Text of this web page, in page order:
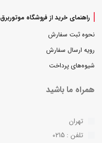
راهنمای خرید از فروشگاه موتوربرق
نحوه ثبت سفارش
رویه ارسال سفارش
شیوه‌های پرداخت
همراه ما باشید
تهران
تلفن : 0215